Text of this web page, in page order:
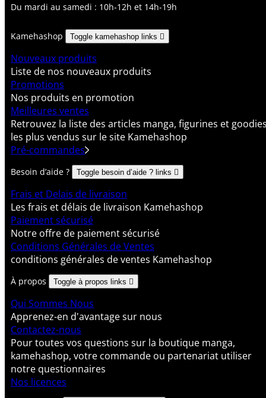
Du mardi au samedi : 10h-12h et 14h-19h
Kamehashop Toggle kamehashop links 
Nouveaux produits
Liste de nos nouveaux produits
Promotions
Nos produits en promotion
Meilleures ventes
Retrouvez la liste des articles manga, figurines et
les plus vendus sur le site Kamehashop
Pré-commandes
Besoin d’aide ? Toggle besoin d’aide ? links 
Frais et Delais de livraison
Les frais et délais de livraison Kamehashop
Paiement sécurisé
Notre offre de paiement sécurisé
Conditions Générales de Ventes
conditions générales de ventes Kamehashop
À propos Toggle à propos links 
Qui Sommes Nous
Apprenez-en d'avantage sur nous
Contactez-nous
Pour toutes vos questions sur la boutique manga,
kamehashop, votre commande ou partenariat utiliser
notre questionnaires
Nos licences